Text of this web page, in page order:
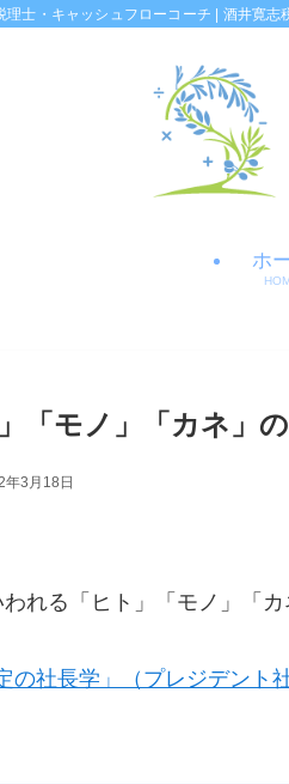
士・キャッシュフローコーチ | 酒井寛志
ホ
」「モノ」「カネ」
年3月18日
れる「ヒト」「モノ」「
の社長学」（プレジデント社